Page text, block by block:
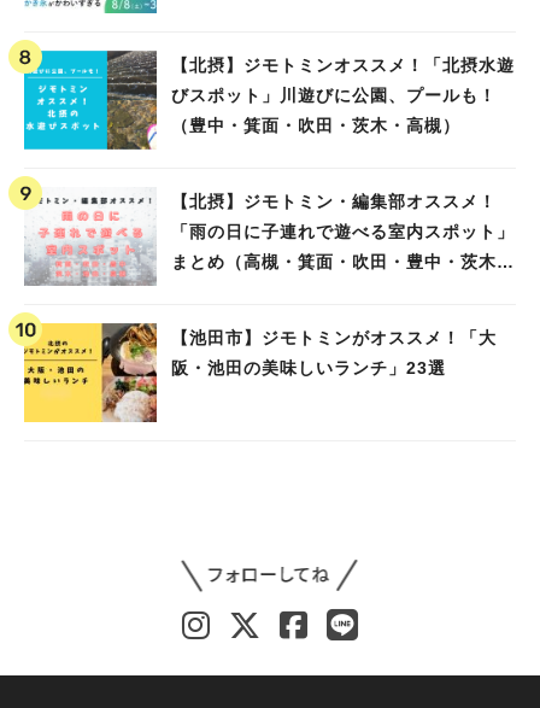
【北摂】ジモトミンオススメ！「北摂水遊
びスポット」川遊びに公園、プールも！
（豊中・箕面・吹田・茨木・高槻）
【北摂】ジモトミン・編集部オススメ！
「雨の日に子連れで遊べる室内スポット」
まとめ（高槻・箕面・吹田・豊中・茨木・
【池田市】ジモトミンがオススメ！「大
阪・池田の美味しいランチ」23選